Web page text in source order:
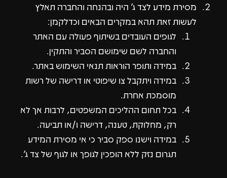
מסירת מידע לצד ג' היה ובהנחה והחברה תאלץ
לעשות זאת תהא במקרים הבאים וכדלקמן:
לגופים העובדים בשיתוף פעולה עם האתר
והחברה לשם שימושם הסביר והתקין.
במידה ותופר הוראות תנאי השימוש באתר.
במידה ויתקבל צו שיפוטי או דרישה של רשות
מוסמכת אחרת.
בכל תחום ההליכים המשפטים, לרבות אך לא
רק, מחלוקת, טענה, דרישה ו/או תביעה.
במידה וישנו ספק סביר כי אי מסירת המידע
תגרום נזק ללא הופכין לגופך או לגוף של צד ג'.